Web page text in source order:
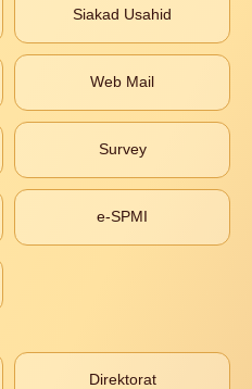
Siakad Usahid
Web Mail
Survey
e-SPMI
Direktorat